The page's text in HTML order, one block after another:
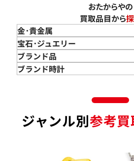
おたからやの
買取品目から
金･貴金属
金 買取
金のインゴット 買取
金のアクセサリー 買取
金のブレスレット 買取
金のブローチ 買取
宝石･ジュエリー
宝石･ジュエリー買取
ダイヤモンド 買取
オパール 買取
パライバトルマリン 買取
ブランド品
バッグ･小物 買取
カルティエ 買取
ハリー･ウィンストン 買取
ブランド時計
フィリップ 買取
オーデマピゲ 買取
エルメス 買取
ジャンル別参考